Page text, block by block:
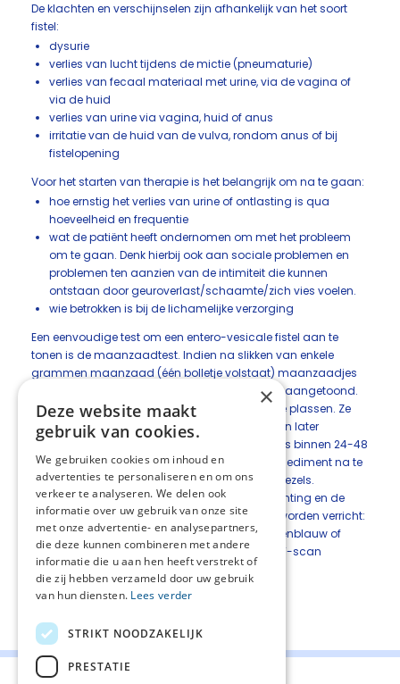
De klachten en verschijnselen zijn afhankelijk van het soort
fistel:
dysurie
verlies van lucht tijdens de mictie (pneumaturie)
verlies van fecaal materiaal met urine, via de vagina of
via de huid
verlies van urine via vagina, huid of anus
irritatie van de huid van de vulva, rondom anus of bij
fistelopening
Voor het starten van therapie is het belangrijk om na te gaan:
hoe ernstig het verlies van urine of ontlasting is qua
hoeveelheid en frequentie
wat de patiënt heeft ondernomen om met het probleem
om te gaan. Denk hierbij ook aan sociale problemen en
problemen ten aanzien van de intimiteit die kunnen
ontstaan door geuroverlast/schaamte/zich vies voelen.
wie betrokken is bij de lichamelijke verzorging
Een eenvoudige test om een entero-vesicale fistel aan te
tonen is de maanzaadtest. Indien na slikken van enkele
grammen maanzaad (één bolletje volstaat) maanzaadjes
worden uitgeplast, is een entero-vesicale fistel aangetoond.
Patiënten worden geïnstrueerd om in een fles te plassen. Ze
zien de maanzaadjes dan in de urine drijven en later
neerslaan. In de regel worden de maanzaadjes binnen 24-48
uur uitgeplast. Een andere mogelijkheid is het sediment na te
kijken op de aanwezigheid van plantaardige vezels.
Afhankelijk van het type fistel, de levensverwachting en de
behandelwens kan aanvullende diagnostiek worden verricht:
cystoscopie (evt. met toediening van methyleenblauw of
contrast), X-colon, procto-sigmoïdoscopie, CT-scan
abdomen.
Deel deze pagina:
×
Deze website maakt
gebruik van cookies.
We gebruiken cookies om inhoud en
advertenties te personaliseren en om ons
verkeer te analyseren. We delen ook
informatie over uw gebruik van onze site
met onze advertentie- en analysepartners,
die deze kunnen combineren met andere
informatie die u aan hen heeft verstrekt of
die zij hebben verzameld door uw gebruik
van hun diensten. Lees verder
STRIKT NOODZAKELIJK
PRESTATIE